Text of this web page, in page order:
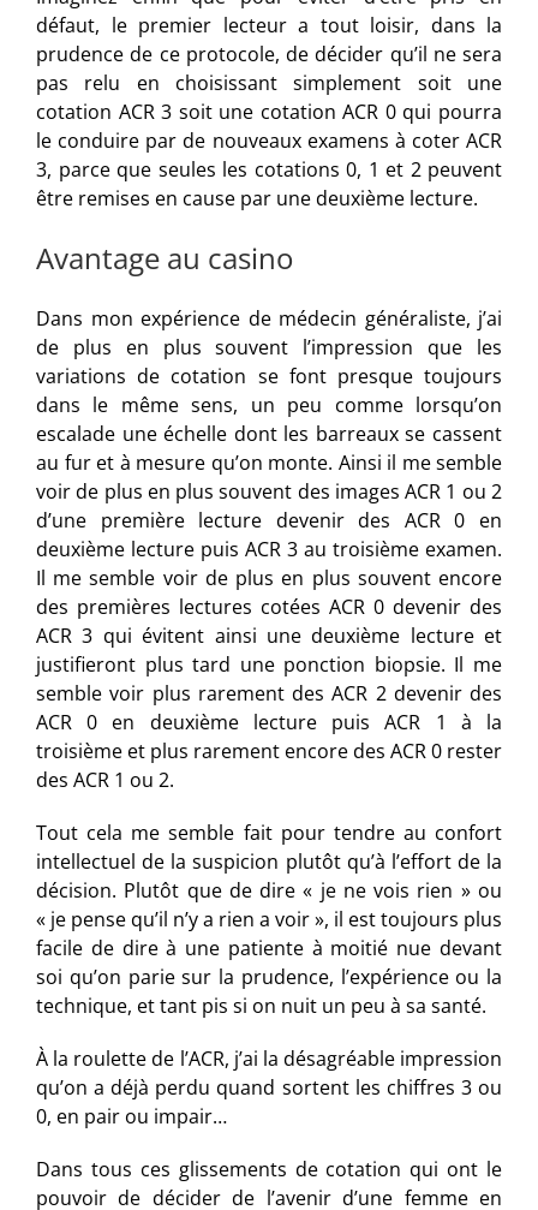
défaut, le premier lecteur a tout loisir, dans la
prudence de ce protocole, de décider qu’il ne sera
pas relu en choisissant simplement soit une
cotation ACR 3 soit une cotation ACR 0 qui pourra
le conduire par de nouveaux examens à coter ACR
3, parce que seules les cotations 0, 1 et 2 peuvent
être remises en cause par une deuxième lecture.
Avantage au casino
Dans mon expérience de médecin généraliste, j’ai
de plus en plus souvent l’impression que les
variations de cotation se font presque toujours
dans le même sens, un peu comme lorsqu’on
escalade une échelle dont les barreaux se cassent
au fur et à mesure qu’on monte. Ainsi il me semble
voir de plus en plus souvent des images ACR 1 ou 2
d’une première lecture devenir des ACR 0 en
deuxième lecture puis ACR 3 au troisième examen.
Il me semble voir de plus en plus souvent encore
des premières lectures cotées ACR 0 devenir des
ACR 3 qui évitent ainsi une deuxième lecture et
justifieront plus tard une ponction biopsie. Il me
semble voir plus rarement des ACR 2 devenir des
ACR 0 en deuxième lecture puis ACR 1 à la
troisième et plus rarement encore des ACR 0 rester
des ACR 1 ou 2.
Tout cela me semble fait pour tendre au confort
intellectuel de la suspicion plutôt qu’à l’effort de la
décision. Plutôt que de dire « je ne vois rien » ou
« je pense qu’il n’y a rien a voir », il est toujours plus
facile de dire à une patiente à moitié nue devant
soi qu’on parie sur la prudence, l’expérience ou la
technique, et tant pis si on nuit un peu à sa santé.
À la roulette de l’ACR, j’ai la désagréable impression
qu’on a déjà perdu quand sortent les chiffres 3 ou
0, en pair ou impair…
Dans tous ces glissements de cotation qui ont le
pouvoir de décider de l’avenir d’une femme en